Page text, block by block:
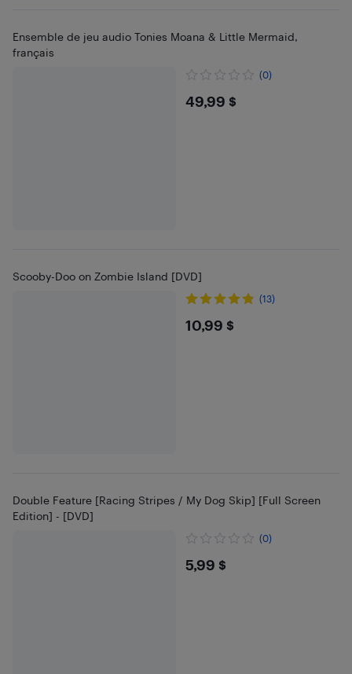
Ensemble de jeu audio Tonies Moana & Little Mermaid,
français
(0)
$49.99
49,99 $
Scooby-Doo on Zombie Island [DVD]
(13)
$10.99
10,99 $
Double Feature [Racing Stripes / My Dog Skip] [Full Screen
Edition] - [DVD]
(0)
$5.99
5,99 $